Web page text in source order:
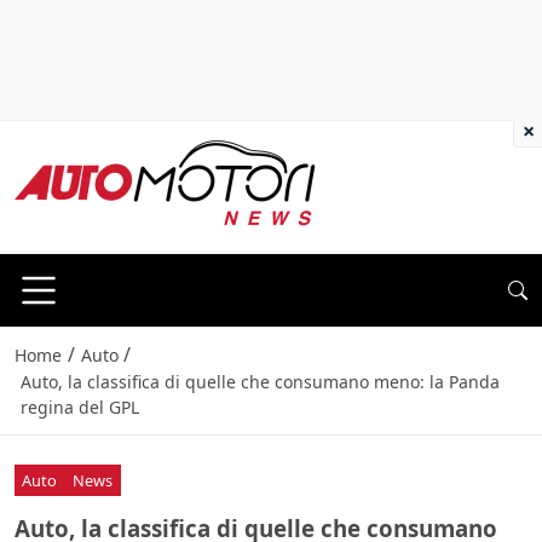
Home / Auto /
Auto, la classifica di quelle che consumano meno: la Panda
regina del GPL
Auto News
Auto, la classifica di quelle che consumano
×